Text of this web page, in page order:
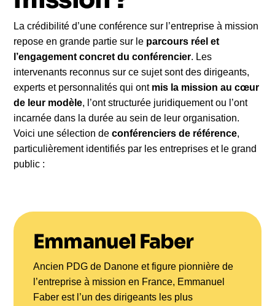
La crédibilité d’une conférence sur l’entreprise à mission
repose en grande partie sur le parcours réel et
l’engagement concret du conférencier. Les
intervenants reconnus sur ce sujet sont des dirigeants,
experts et personnalités qui ont mis la mission au cœur
de leur modèle, l’ont structurée juridiquement ou l’ont
incarnée dans la durée au sein de leur organisation.
Voici une sélection deconférenciers de référence,
particulièrement identifiés par les entreprises et le grand
public :
Emmanuel Faber
Ancien PDG de Danone et figure pionnière de
l’entreprise à mission en France, Emmanuel
Faber est l’un des dirigeants les plus